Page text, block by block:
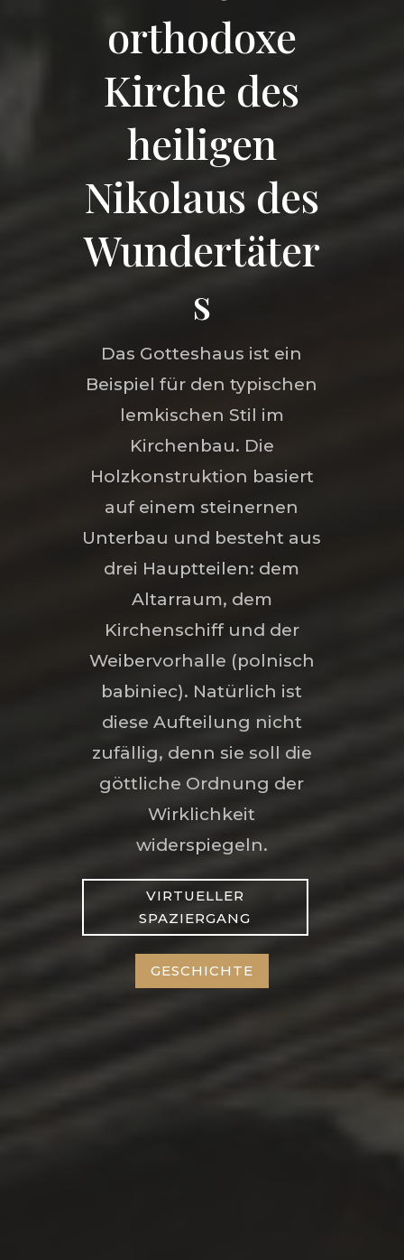
orthodoxe
Kirche des
heiligen
Nikolaus des
Wundertäter
s
Das Gotteshaus ist ein
Beispiel für den typischen
lemkischen Stil im
Kirchenbau. Die
Holzkonstruktion basiert
auf einem steinernen
Unterbau und besteht aus
drei Hauptteilen: dem
Altarraum, dem
Kirchenschiff und der
Weibervorhalle (polnisch
babiniec). Natürlich ist
diese Aufteilung nicht
zufällig, denn sie soll die
göttliche Ordnung der
Wirklichkeit
widerspiegeln.
VIRTUELLER
SPAZIERGANG
GESCHICHTE